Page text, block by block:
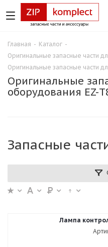
Главная - Каталог -
Оригинальные запасные части
Оригинальные запасные части
Оригинальные
оборудования EZ-
Запасные
Лампа